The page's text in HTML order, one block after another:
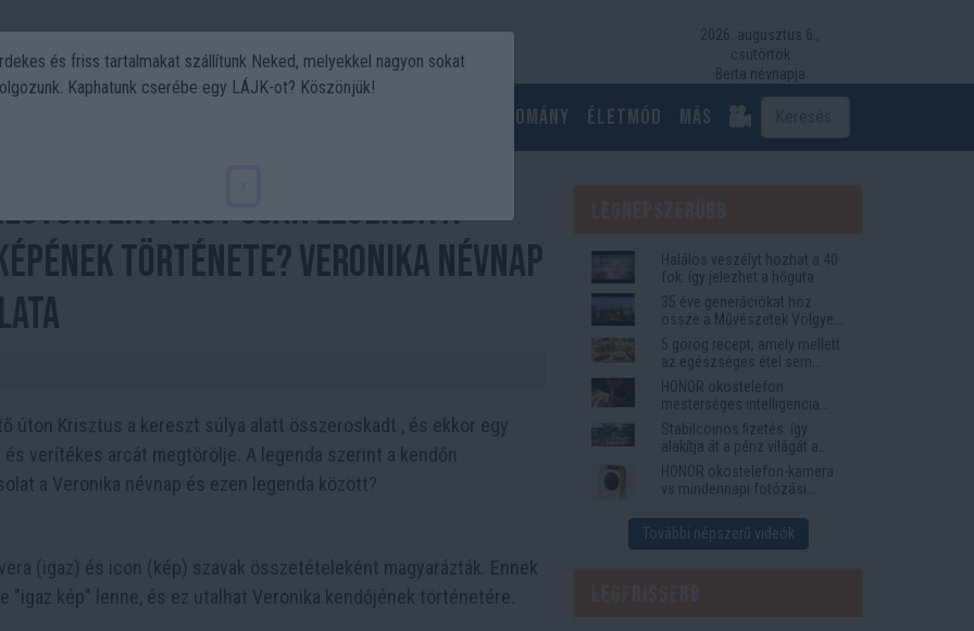
2026. augusztus 6.,
csütörtök
Berta névnapja
Tudomány Életmód más
vagy csak legenda a
története? Veronika névnap
úton Krisztus a kereszt súlya alatt összeroskadt , és ekkor egy
verítékes arcát megtörölje. A legenda szerint a kendőn
a Veronika névnap és ezen legenda között?
(igaz) és icon (kép) szavak összetételeként magyarázták. Ennek
"igaz kép" lenne, és ez utalhat Veronika kendőjének történetére.
Halálos veszélyt hozhat a 40
fok: így jelezhet a hőguta
35 éve generációkat hoz
össze a Művészetek Völgye
– megvan a 2027-es időpont
és a bérletár
5 görög recept, amely mellett
az egészséges étel sem
tűnik lemondásnak
HONOR okostelefon
mesterséges intelligencia
funkciók, amelyek
megkönnyítik az életet
Stabilcoinos fizetés: így
alakítja át a pénz világát a
Visa, a Mastercard és a
Western Union
HONOR okostelefon-kamera
vs mindennapi fotózási
További népszerű videók
és friss tartalmakat szállítunk Neked, melyekkel nagyon sokat
Kaphatunk cserébe egy LÁJK-ot? Köszönjük!